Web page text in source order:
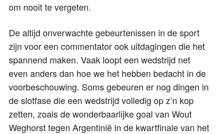
om nooit te vergeten.
De altijd onverwachte gebeurtenissen in de sport
zijn voor een commentator ook uitdagingen die het
spannend maken. Vaak loopt een wedstrijd net
even anders dan hoe we het hebben bedacht in de
voorbeschouwing. Soms gebeuren er nog dingen in
de slotfase die een wedstrijd volledig op z’n kop
zetten, zoals de wonderbaarlijke goal van Wout
Weghorst tegen Argentinië in de kwartfinale van het